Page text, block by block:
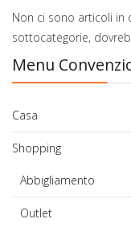
Non ci sono articoli in
sottocategorie,
Menu
Casa
Shopping
Abbigliamento
Outlet